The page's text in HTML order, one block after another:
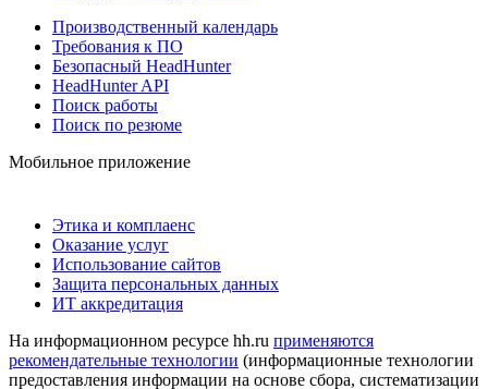
Производственный календарь
Требования к ПО
Безопасный HeadHunter
HeadHunter API
Поиск работы
Поиск по резюме
Мобильное приложение
Этика и комплаенс
Оказание услуг
Использование сайтов
Защита персональных данных
ИТ аккредитация
На информационном ресурсе hh.ru применяются
рекомендательные технологии (информационные технологии
предоставления информации на основе сбора, систематизации